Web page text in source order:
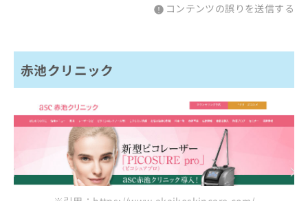
コンテンツの誤りを送信する
赤池クリニック